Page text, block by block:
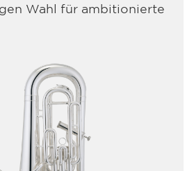
Wahl für ambitionierte